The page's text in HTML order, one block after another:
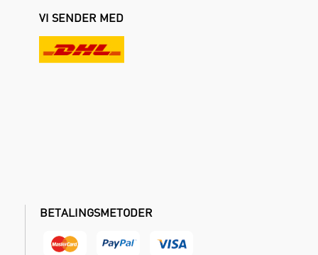
VI SENDER MED
BETALINGSMETODER